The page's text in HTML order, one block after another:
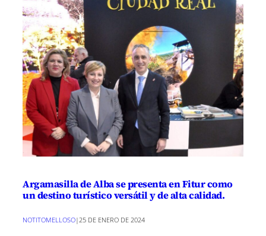
Argamasilla de Alba se presenta en Fitur como
un destino turístico versátil y de alta calidad.
NOTITOMELLOSO|25 DE ENERO DE 2024